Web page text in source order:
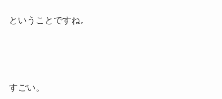
ということですね。
すごい。